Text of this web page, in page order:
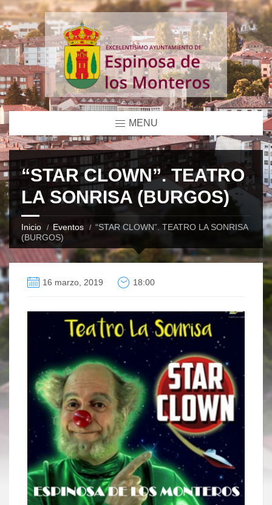
MENU
“STAR CLOWN”. TEATRO
LA SONRISA (BURGOS)
Inicio Eventos
“STAR CLOWN”. TEATRO LA SONRISA
(BURGOS)
16 marzo, 2019 18:00